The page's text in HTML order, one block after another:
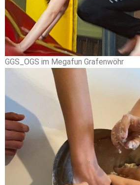
GGS_OGS im Megafun Grafenwöhr